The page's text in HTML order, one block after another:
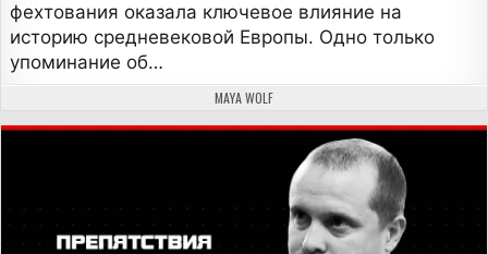
фехтования оказала ключевое влияние на
историю средневековой Европы. Одно только
упоминание об…
АВТОР:
MAYA WOLF